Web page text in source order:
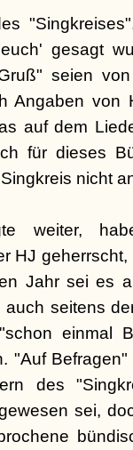
gesagt
seien
Angaben von
auf dem
für dieses
nicht
weiter,
HJ
Jahr sei es
seitens
einmal
"Auf
des
sei,